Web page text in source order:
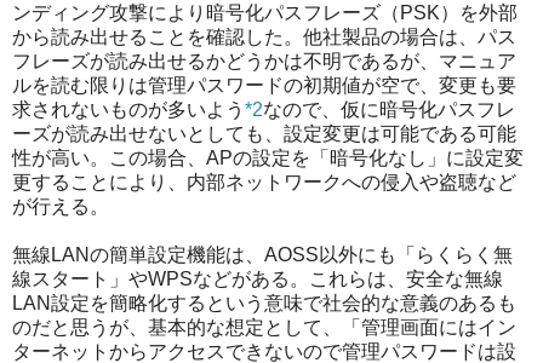
ンディング攻撃により暗号化パスフレーズ（PSK）を外部
から読み出せることを確認した。他社製品の場合は、パス
フレーズが読み出せるかどうかは不明であるが、マニュア
ルを読む限りは管理パスワードの初期値が空で、変更も要
求されないものが多いよう *2なので、仮に暗号化パスフレ
ーズが読み出せないとしても、設定変更は可能である可能
性が高い。この場合、APの設定を「暗号化なし」に設定変
更することにより、内部ネットワークへの侵入や盗聴など
が行える。
無線LANの簡単設定機能は、AOSS以外にも「らくらく無
線スタート」やWPSなどがある。これらは、安全な無線
LAN設定を簡略化するという意味で社会的な意義のあるも
のだと思うが、基本的な想定として、「管理画面にはイン
ターネットからアクセスできないので管理パスワードは設